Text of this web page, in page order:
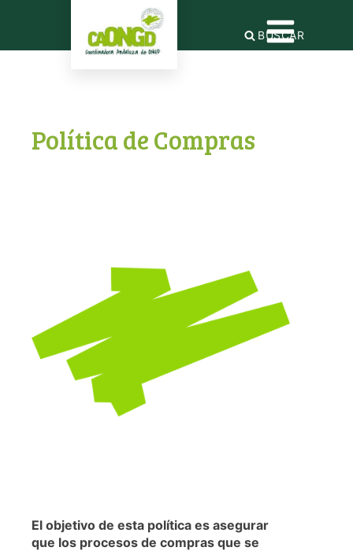
BUSCAR
Política de Compras
El objetivo de esta política es asegurar
que los procesos de compras que se